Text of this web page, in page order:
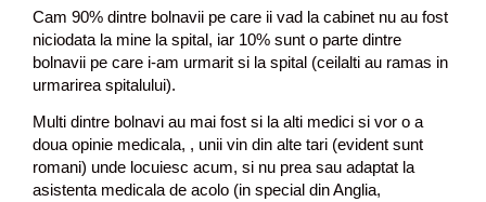
Cam 90% dintre bolnavii pe care ii vad la cabinet nu au fost
niciodata la mine la spital, iar 10% sunt o parte dintre
bolnavii pe care i-am urmarit si la spital (ceilalti au ramas in
urmarirea spitalului).
Multi dintre bolnavi au mai fost si la alti medici si vor o a
doua opinie medicala, , unii vin din alte tari (evident sunt
romani) unde locuiesc acum, si nu prea sau adaptat la
asistenta medicala de acolo (in special din Anglia,